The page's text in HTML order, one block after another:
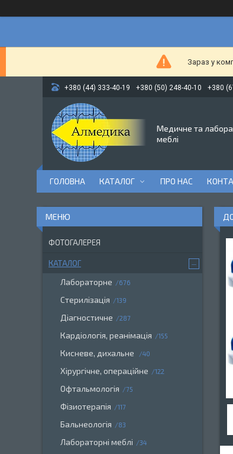
Зараз у
+380 (44) 333-40-19 +380 (50) 248-40-10 +380
Медичне та
меблі
ГОЛОВНА КАТАЛОГ ПРО НАС
ФОТОГАЛЕРЕЯ
КАТАЛОГ
Лабораторне 676
Стерилізація 139
Діагностичне 287
Кардіологія, реанімація 155
Кисневе, дихальне 40
Хірургічне, операційне 122
Офтальмологія 75
Фізиотерапія 117
Бальнеологія 83
Лабораторні меблі 34